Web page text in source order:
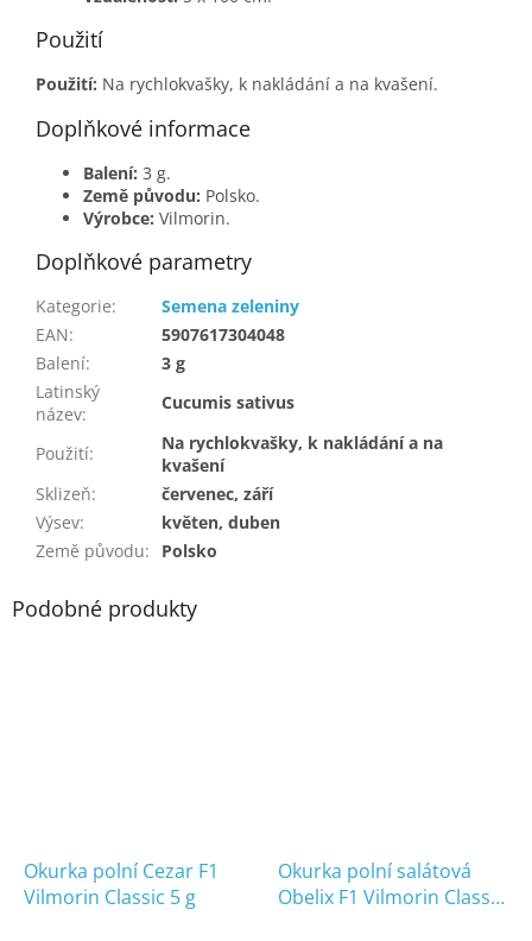
Použití
Použití: Na rychlokvašky, k nakládání a na kvašení.
Doplňkové informace
Balení: 3 g.
Země původu: Polsko.
Výrobce: Vilmorin.
Doplňkové parametry
Kategorie:
Semena zeleniny
EAN:
5907617304048
Balení:
3 g
Latinský
název:
Cucumis sativus
Použití:
Na rychlokvašky, k nakládání a na
kvašení
Sklizeň:
červenec, září
Výsev:
květen, duben
Země původu: Polsko
Podobné produkty
Okurka polní Cezar F1
Vilmorin Classic 5 g
Okurka polní salátová
Obelix F1 Vilmorin Classic